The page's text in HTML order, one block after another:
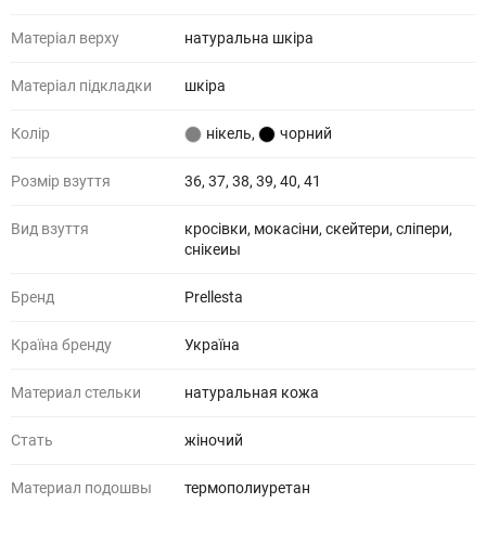
Матеріал верху натуральна шкіра
Матеріал підкладки шкіра
Колір нікель, чорний
Розмір взуття 36, 37, 38, 39, 40, 41
Вид взуття
кросівки, мокасіни, скейтери, сліпери,
снікеиы
Бренд Prellesta
Країна бренду Україна
Материал стельки натуральная кожа
Стать жіночий
Материал подошвы термополиуретан